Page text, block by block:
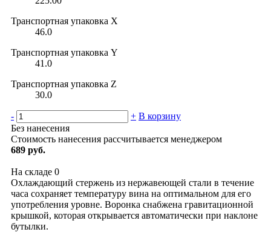
Транспортная упаковка X
46.0
Транспортная упаковка Y
41.0
Транспортная упаковка Z
30.0
- + В корзину
Без нанесения
Стоимость нанесения рассчитывается менеджером
689 руб.
На складе 0
Охлаждающий стержень из нержавеющей стали в течение
часа сохраняет температуру вина на оптимальном для его
употребления уровне. Воронка снабжена гравитационной
крышкой, которая открывается автоматически при наклоне
бутылки.